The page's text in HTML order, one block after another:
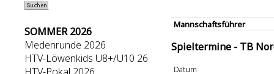
SOMMER 2026
Medenrunde 2026
HTV-Löwenkids U8+/U10 26
Mannschaftsführer
Spieltermine - TB
Datum